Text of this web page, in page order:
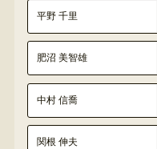
平野 千里
肥沼 美智雄
中村 信喬
関根 伸夫